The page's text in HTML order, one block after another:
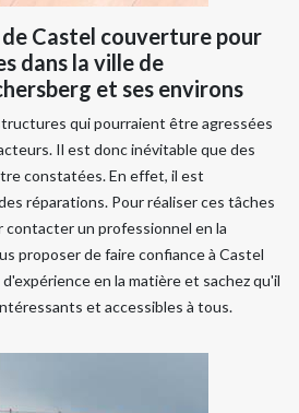
Castel couverture pour
dans la ville de
et ses environs
qui pourraient être agressées
Il est donc inévitable que des
constatées. En effet, il est
réparations. Pour réaliser ces tâches
contacter un professionnel en la
proposer de faire confiance à Castel
en la matière et sachez qu'il
et accessibles à tous.